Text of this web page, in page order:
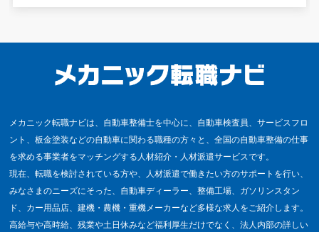
メカニック転職ナビは、自動車整備士を中心に、自動車検査員、サービスフロ
ント、板金塗装などの自動車に関わる職種の方々と、全国の自動車整備の仕事
を求める事業者をマッチングする人材紹介・人材派遣サービスです。
現在、転職を検討されている方や、人材派遣で働きたい方のサポートを行い、
みなさまのニーズにそった、自動車ディーラー、整備工場、ガソリンスタン
ド、カー用品店、建機・農機・重機メーカーなど多様な求人をご紹介します。
高給与や高時給、残業や土日休みなど福利厚生だけでなく、法人内部の詳しい